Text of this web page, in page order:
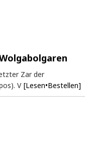
Zar der
V [Lesen•Bestellen]